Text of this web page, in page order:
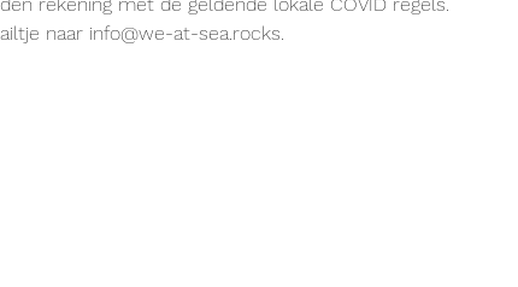
naar info@we-at-sea.rocks.